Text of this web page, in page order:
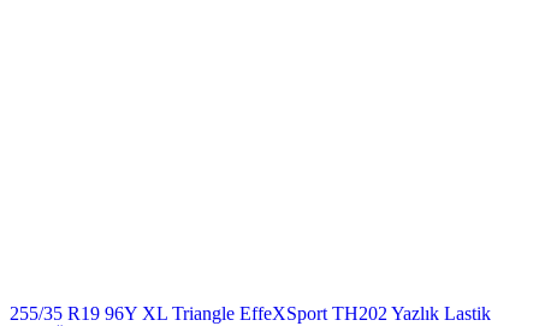
255/35 R19 96Y XL Triangle EffeXSport TH202 Yazlık Lastik